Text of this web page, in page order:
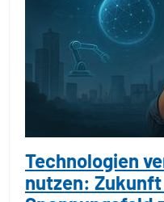
Technologien
nutzen: